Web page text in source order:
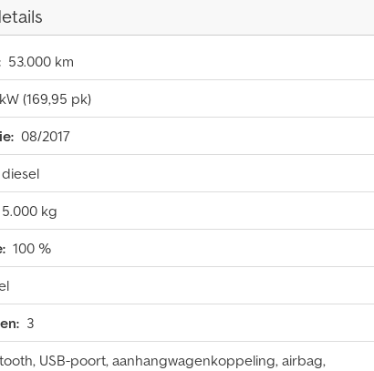
53.000 km
(169,95 pk)
08/2017
diesel
5.000 kg
100 %
3
USB-poort, aanhangwagenkoppeling, airbag,